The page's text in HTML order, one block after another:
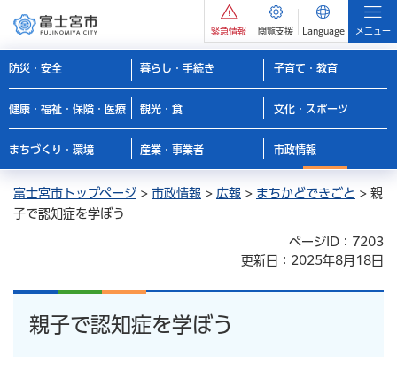
緊急情報 閲覧支援 Language メニュー
防災・安全 暮らし・手続き 子育て・教育
健康・福祉・保険・医療 観光・食 文化・スポーツ
まちづくり・環境 産業・事業者 市政情報
富士宮市トップページ > 市政情報 > 広報 > まちかどできごと > 親
子で認知症を学ぼう
ページID：7203
更新日：2025年8月18日
親子で認知症を学ぼう